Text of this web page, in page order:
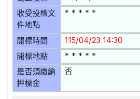
收受投標文
件地點
* * * * *
開標時間 115/04/23 14:30
開標地點 * * * * *
是否須繳納
押標金
否